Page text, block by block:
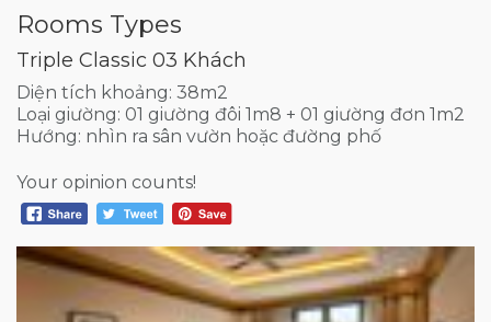
Rooms Types
Triple Classic 03 Khách
Diện tích khoảng: 38m2
Loại giường: 01 giường đôi 1m8 + 01 giường đơn 1m2
Hướng: nhìn ra sân vườn hoặc đường phố
Your opinion counts!